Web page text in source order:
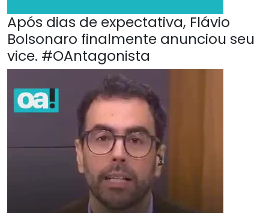
Após dias de expectativa, Flávio
Bolsonaro finalmente anunciou seu
vice. #OAntagonista